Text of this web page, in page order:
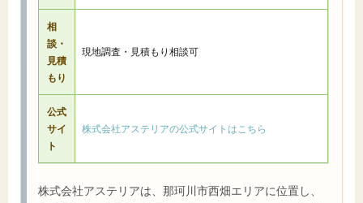
相
談・
見積
もり
現地調査・見積もり相談可
公式
サイ
ト
株式会社アステリアの公式サイトはこちら
株式会社アステリアは、那珂川市西畑エリアに位置し、